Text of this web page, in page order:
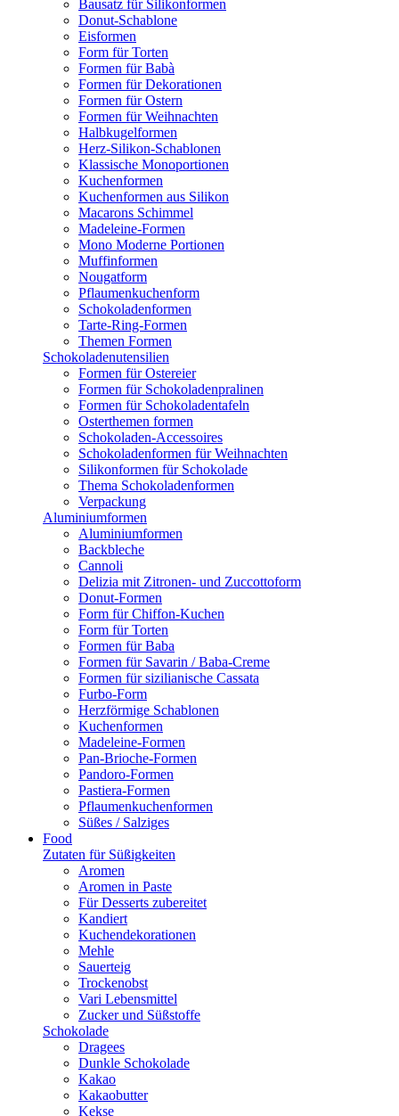
Bausatz für Silikonformen
Donut-Schablone
Eisformen
Form für Torten
Formen für Babà
Formen für Dekorationen
Formen für Ostern
Formen für Weihnachten
Halbkugelformen
Herz-Silikon-Schablonen
Klassische Monoportionen
Kuchenformen
Kuchenformen aus Silikon
Macarons Schimmel
Madeleine-Formen
Mono Moderne Portionen
Muffinformen
Nougatform
Pflaumenkuchenform
Schokoladenformen
Tarte-Ring-Formen
Themen Formen
Schokoladenutensilien
Formen für Ostereier
Formen für Schokoladenpralinen
Formen für Schokoladentafeln
Osterthemen formen
Schokoladen-Accessoires
Schokoladenformen für Weihnachten
Silikonformen für Schokolade
Thema Schokoladenformen
Verpackung
Aluminiumformen
Aluminiumformen
Backbleche
Cannoli
Delizia mit Zitronen- und Zuccottoform
Donut-Formen
Form für Chiffon-Kuchen
Form für Torten
Formen für Baba
Formen für Savarin / Baba-Creme
Formen für sizilianische Cassata
Furbo-Form
Herzförmige Schablonen
Kuchenformen
Madeleine-Formen
Pan-Brioche-Formen
Pandoro-Formen
Pastiera-Formen
Pflaumenkuchenformen
Süßes / Salziges
Food
Zutaten für Süßigkeiten
Aromen
Aromen in Paste
Für Desserts zubereitet
Kandiert
Kuchendekorationen
Mehle
Sauerteig
Trockenobst
Vari Lebensmittel
Zucker und Süßstoffe
Schokolade
Dragees
Dunkle Schokolade
Kakao
Kakaobutter
Kekse